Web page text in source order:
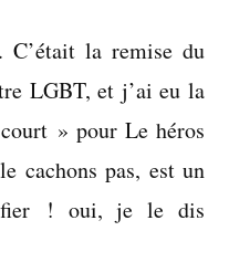
la remise du
LGBT, et j’ai eu la
» pour Le héros
cachons pas, est un
fier ! oui, je le dis